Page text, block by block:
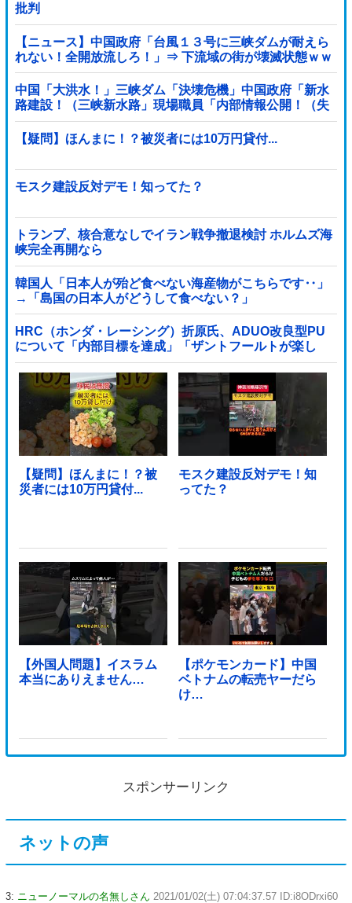
批判
【ニュース】中国政府「台風１３号に三峡ダムが耐えら
れない！全開放流しろ！」⇒ 下流域の街が壊滅状態ｗｗ
ｗｗｗ
中国「大洪水！」三峡ダム「決壊危機」中国政府「新水
路建設！（三峡新水路」現場職員「内部情報公開！（失
踪」湖南省「三峡放流情報（画像」台風13号「...
【疑問】ほんまに！？被災者には10万円貸付...
モスク建設反対デモ！知ってた？
トランプ、核合意なしでイラン戦争撤退検討 ホルムズ海
峡完全再開なら
韓国人「日本人が殆ど食べない海産物がこちらです‥」
→「島国の日本人がどうして食べない？」
HRC（ホンダ・レーシング）折原氏、ADUO改良型PU
について「内部目標を達成」「ザントフールトが楽し
み」他
【疑問】ほんまに！？被
災者には10万円貸付...
モスク建設反対デモ！知
ってた？
【外国人問題】イスラム
本当にありえません…
【ポケモンカード】中国
ベトナムの転売ヤーだら
け…
スポンサーリンク
ネットの声
3: ニューノーマルの名無しさん 2021/01/02(土) 07:04:37.57 ID:i8ODrxi60